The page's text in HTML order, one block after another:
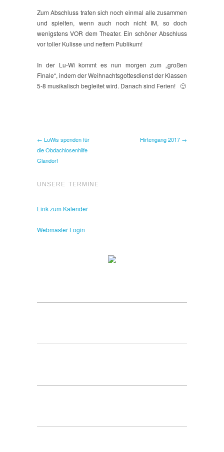
Zum Abschluss trafen sich noch einmal alle zusammen
und spielten, wenn auch noch nicht IM, so doch
wenigstens VOR dem Theater. Ein schöner Abschluss
vor toller Kulisse und nettem Publikum!
In der Lu-Wi kommt es nun morgen zum „großen
Finale“, indem der Weihnachtsgottesdienst der Klassen
5-8 musikalisch begleitet wird. Danach sind Ferien! 🙂
← LuWis spenden für
die Obdachlosenhilfe
Glandorf
Hirtengang 2017 →
UNSERE TERMINE
Link zum Kalender
Webmaster Login